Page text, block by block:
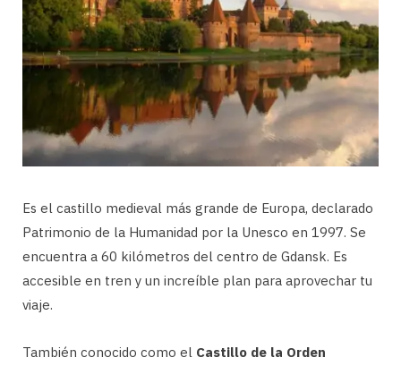
Es el castillo medieval más grande de Europa, declarado
Patrimonio de la Humanidad por la Unesco en 1997. Se
encuentra a 60 kilómetros del centro de Gdansk. Es
accesible en tren y un increíble plan para aprovechar tu
viaje.
También conocido como el Castillo de la Orden